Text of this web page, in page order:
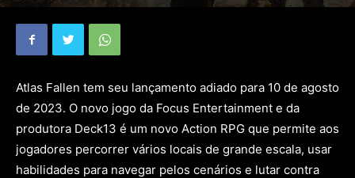
Atlas Fallen tem seu lançamento adiado para 10 de agosto
de 2023. O novo jogo da Focus Entertainment e da
produtora Deck13 é um novo Action RPG que permite aos
jogadores percorrer vários locais de grande escala, usar
habilidades para navegar pelos cenários e lutar contra